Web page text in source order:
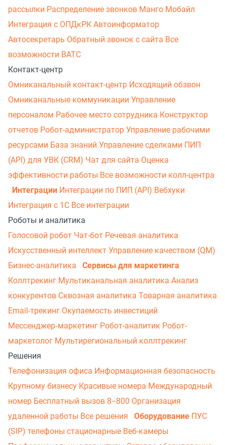
рассылки Распределение звонков Манго Мобайл
Интеграция с ОПДкРК Автоинформатор
Автосекретарь Обратный звонок с сайта Все
возможности ВАТС
Контакт-центр
Омниканальный контакт-центр Исходящий обзвон
Омниканальные коммуникации Управление
персоналом Рабочее место сотрудника Конструктор
отчетов Робот-администратор Управление рабочими
ресурсами База знаний Управление сделками ПИП
(API) для УВК (CRM) Чат для сайта Оценка
эффективности работы Все возможности колл-центра
Интеграции Интеграции по ПИП (API) Вебхуки
Интеграция с 1С Все интеграции
Роботы и аналитика
Голосовой робот Чат-бот Речевая аналитика
Искусственный интеллект Управление качеством (QM)
Бизнес-аналитика
Сервисы для маркетинга
Коллтрекинг Мультиканальная аналитика Анализ
конкурентов Сквозная аналитика Товарная аналитика
Email-трекинг Окупаемость инвестиций
Мессенджер‑маркетинг Робот-аналитик Робот-
маркетолог Мультирегиональный коллтрекинг
Решения
Телефонизация офиса Информационная безопасность
Крупному бизнесу Красивые номера Международный
номер Бесплатный вызов 8−800 Организация
удаленной работы Все решения Оборудование ПУС
(SIP) телефоны стационарные Веб-камеры